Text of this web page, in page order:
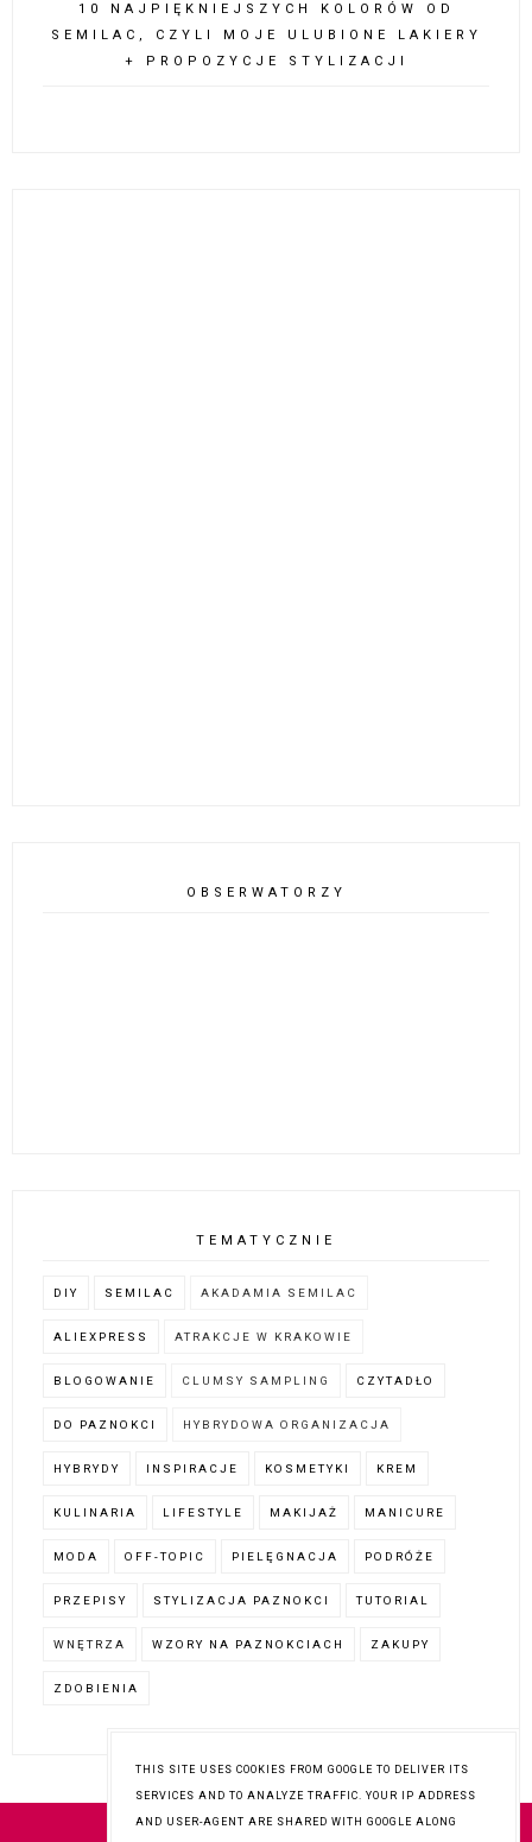
10 NAJPIĘKNIEJSZYCH KOLORÓW OD
SEMILAC, CZYLI MOJE ULUBIONE LAKIERY
+ PROPOZYCJE STYLIZACJI
OBSERWATORZY
TEMATYCZNIE
DIY SEMILAC AKADAMIA SEMILAC
ALIEXPRESS ATRAKCJE W KRAKOWIE
BLOGOWANIE CLUMSY SAMPLING CZYTADŁO
DO PAZNOKCI HYBRYDOWA ORGANIZACJA
HYBRYDY INSPIRACJE KOSMETYKI KREM
KULINARIA LIFESTYLE MAKIJAŻ MANICURE
MODA OFF-TOPIC PIELĘGNACJA PODRÓŻE
PRZEPISY STYLIZACJA PAZNOKCI TUTORIAL
WNĘTRZA WZORY NA PAZNOKCIACH ZAKUPY
ZDOBIENIA
THIS SITE USES COOKIES FROM GOOGLE TO DELIVER ITS
SERVICES AND TO ANALYZE TRAFFIC. YOUR IP ADDRESS
AND USER-AGENT ARE SHARED WITH GOOGLE ALONG